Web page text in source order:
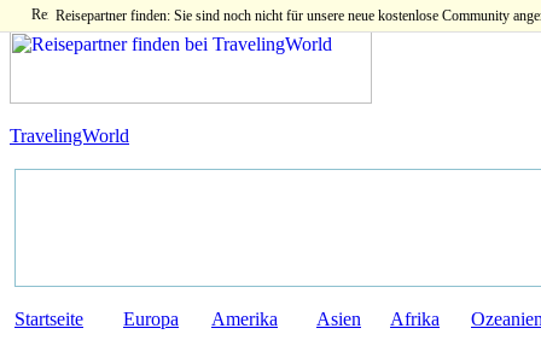
Reisepartner finden: Sie sind noch nicht für unsere neue kostenlose Community
TravelingWorld
Startseite Europa Amerika Asien Afrika